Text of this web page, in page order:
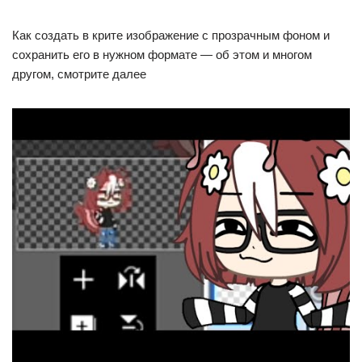
Как создать в крите изображение с прозрачным фоном и
сохранить его в нужном формате — об этом и многом
другом, смотрите далее